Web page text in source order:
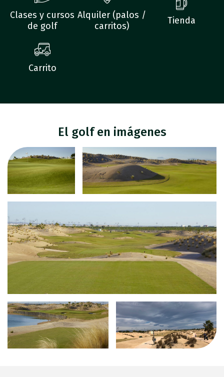
Clases y cursos
de golf
Alquiler (palos /
carritos)
Tienda
Carrito
El golf en imágenes